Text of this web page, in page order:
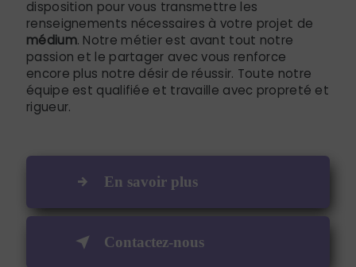
disposition pour vous transmettre les
renseignements nécessaires à votre projet de
médium. Notre métier est avant tout notre
passion et le partager avec vous renforce
encore plus notre désir de réussir. Toute notre
équipe est qualifiée et travaille avec propreté et
rigueur.
En savoir plus
Contactez-nous